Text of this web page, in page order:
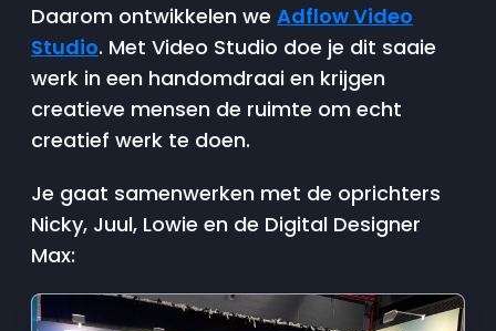
Daarom ontwikkelen we Adflow Video
Studio. Met Video Studio doe je dit saaie
werk in een handomdraai en krijgen
creatieve mensen de ruimte om echt
creatief werk te doen.
Je gaat samenwerken met de oprichters
Nicky, Juul, Lowie en de Digital Designer
Max: